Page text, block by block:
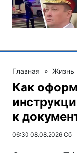
Главная » Жизнь
Как
к
06:30 08.08.2026 Сб